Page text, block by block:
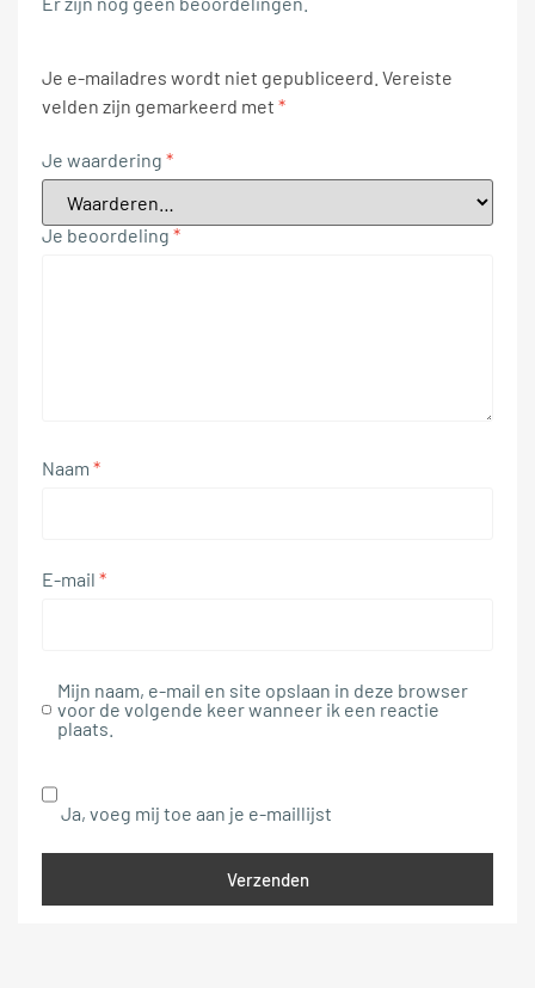
Je e-mailadres wordt niet gepubliceerd. Vereiste
velden zijn gemarkeerd met *
Je waardering *
Je beoordeling *
Naam *
E-mail *
Mijn naam, e-mail en site opslaan in deze browser
voor de volgende keer wanneer ik een reactie
plaats.
Ja, voeg mij toe aan je e-maillijst